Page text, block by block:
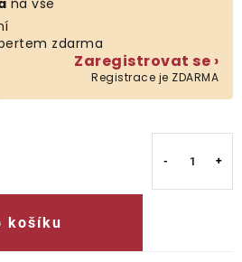
na vše
zdarma
Zaregistrovat se ›
Registrace je ZDARMA
košíku